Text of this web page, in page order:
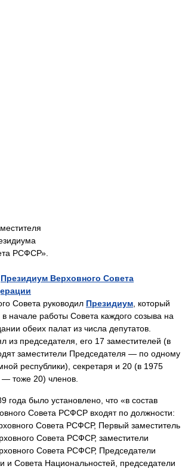
РСФСР».
Президиум Верховного Совета
Совета руководил Президиум , который
начале работы Совета каждого созыва на
обеих палат из числа депутатов.
из председателя, его 17 заместителей (в
заместители Председателя — по одному
республики), секретаря и 20 (в 1975
тоже 20) членов.
года было установлено, что «в состав
Совета РСФСР входят по должности:
Совета РСФСР, Первый заместитель
Совета РСФСР, заместители
Совета РСФСР, Председатели
и Совета Национальностей, председатели